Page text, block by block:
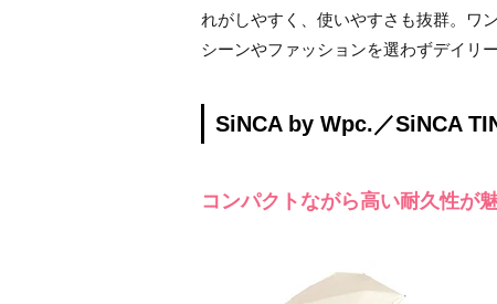
れがしやすく、使いやすさも抜群。ワ
シーンやファッションを選わずデイリ
SiNCA by Wpc.／SiNCA
コンパクトながら高い耐久性が